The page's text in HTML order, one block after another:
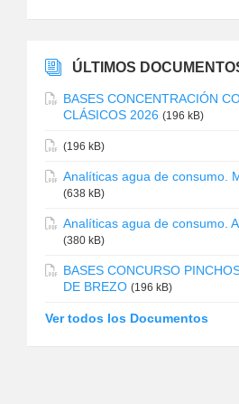
ÚLTIMOS
BASES CONCENTRACIÓN
CLÁSICOS 2026 (196 kB)
(196 kB)
Analíticas agua de consumo.
(638 kB)
Analíticas agua de consumo.
(380 kB)
BASES CONCURSO
DE BREZO (196 kB)
Ver todos los Documentos